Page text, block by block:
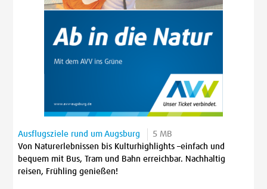
Ausflugsziele rund um Augsburg
5 MB
Von Naturerlebnissen bis Kulturhighlights –einfach und
bequem mit Bus, Tram und Bahn erreichbar. Nachhaltig
reisen, Frühling genießen!